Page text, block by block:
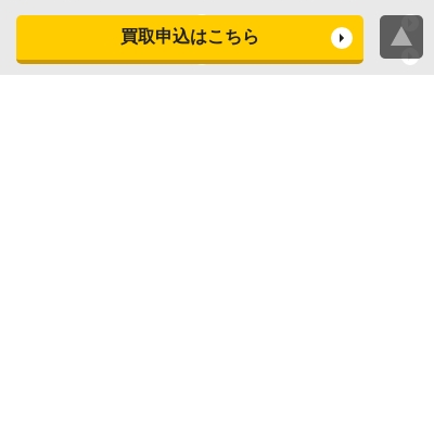
買取申込はこちら
タブレット買取査定
スマートウォッチ買取査定